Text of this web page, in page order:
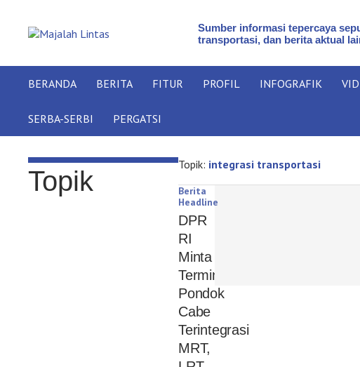
Sumber informasi tepercaya
transportasi, dan berita aktual
BERANDA BERITA FITUR PROFIL INFOGRAFIK
SERBA-SERBI PERGATSI
Topik
Topik: integrasi transportasi
Berita
Headline
DPR
RI
Minta
Terminal
Pondok
Cabe
Terintegrasi
MRT,